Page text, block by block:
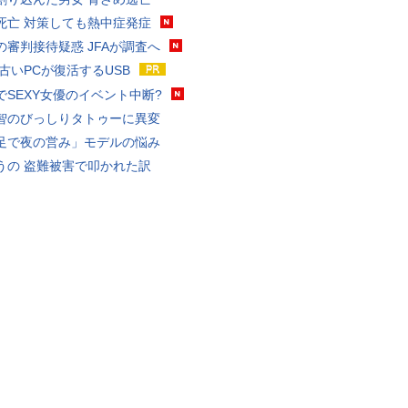
亡 対策しても熱中症発症
審判接待疑惑 JFAが調査へ
いPCが復活するUSB
SEXY女優のイベント中断?
のびっしりタトゥーに異変
で夜の営み」モデルの悩み
の 盗難被害で叩かれた訳